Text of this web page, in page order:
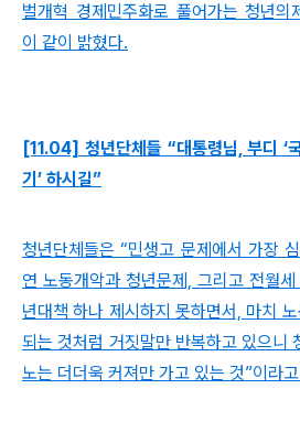
벌개혁 경제민주화로 풀어가는 청년
이 같이 밝혔다.
[11.04] 청년단체들 “대통령님, 부디 ‘
기’ 하시길”
청년단체들은 “민생고 문제에서 가장
연 노동개악과 청년문제, 그리고 전월
년대책 하나 제시하지 못하면서, 마치
되는 것처럼 거짓말만 반복하고 있으니
노는 더더욱 커져만 가고 있는 것”이라